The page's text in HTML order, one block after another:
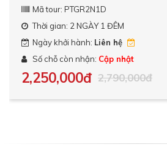
Mã tour: PTGR2N1D
Thời gian: 2 NGÀY 1 ĐÊM
Ngày khởi hành: Liên hệ
Số chỗ còn nhận: Cập nhật
2,250,000đ 2,790,000đ